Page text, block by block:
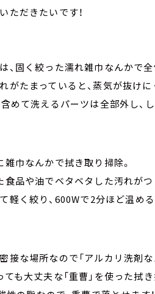
ただきたいです！
固く絞った濡れ雑巾なんかで全
たまっていると、蒸気が抜け
めて洗えるパーツは全部外し、
巾なんかで拭き取り掃除。
品や油でベタベタした汚れがつ
軽く絞り、600Wで2分ほど温め
接な場所なので「アルカリ洗剤
も大丈夫な「重曹」を使った拭